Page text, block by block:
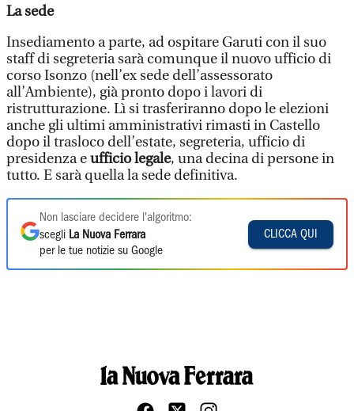
La sede
Insediamento a parte, ad ospitare Garuti con il suo
staff di segreteria sarà comunque il nuovo ufficio di
corso Isonzo (nell’ex sede dell’assessorato
all’Ambiente), già pronto dopo i lavori di
ristrutturazione. Lì si trasferiranno dopo le elezioni
anche gli ultimi amministrativi rimasti in Castello
dopo il trasloco dell’estate, segreteria, ufficio di
presidenza eufficio legale, una decina di persone in
tutto. E sarà quella la sede definitiva.
Non lasciare decidere l'algoritmo:
scegli La Nuova Ferrara
per le tue notizie su Google
CLICCA QUI